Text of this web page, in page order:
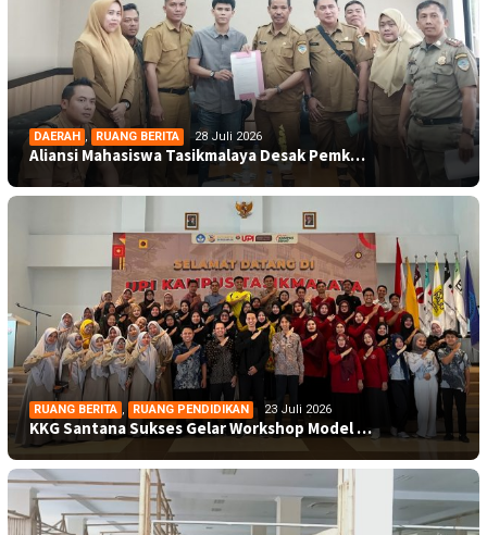
DAERAH , RUANG BERITA 28 Juli 2026
Aliansi Mahasiswa Tasikmalaya Desak Pemk…
RUANG BERITA , RUANG PENDIDIKAN 23 Juli 2026
KKG Santana Sukses Gelar Workshop Model …